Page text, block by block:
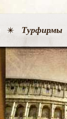
Турфирмы